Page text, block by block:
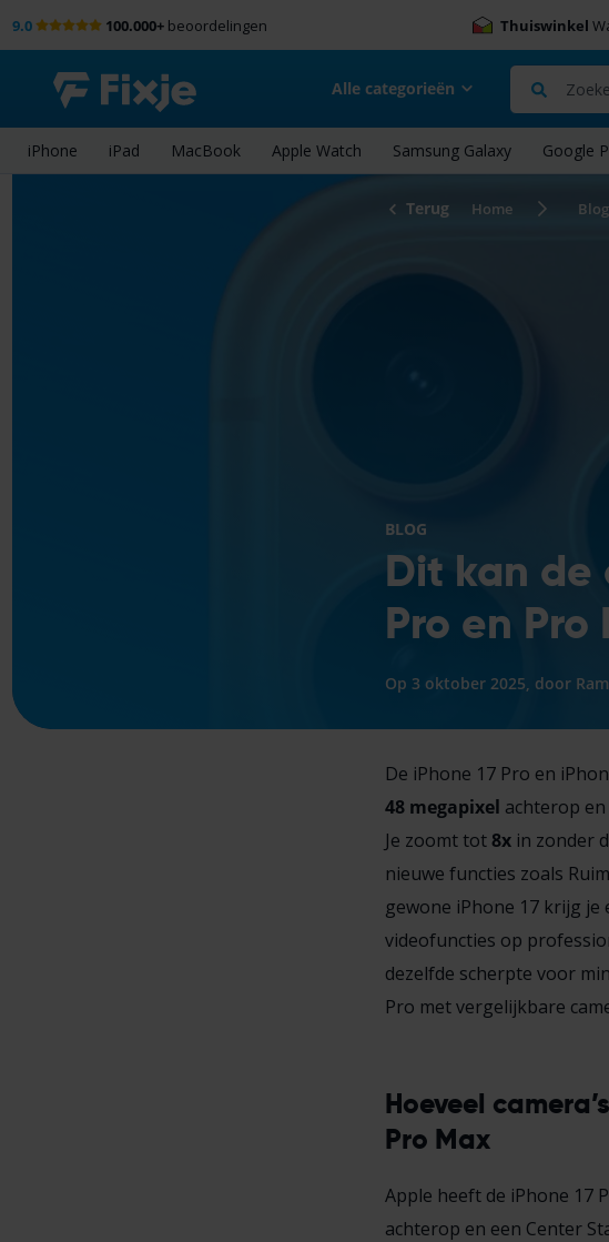
9.0 100.000+beoordelingen Thuiswinkel
Alle categorieën
Zoeken
iPhone iPad MacBook Apple Watch Samsung Galaxy Google
Terug Home
BLOG
Dit kan de
Pro en Pro
Op 3 oktober 2025, door
De iPhone 17 Pro en
48 megapixel achterop en
Je zoomt tot 8xin zonder
nieuwe functies zoals
gewone iPhone 17 krijg
videofuncties op
dezelfde scherpte voor
Pro met vergelijkbare
Hoeveel
Pro Max
Apple heeft de iPhone 17
achterop en een Center